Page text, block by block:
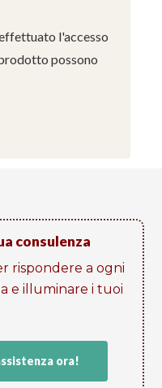
l'accesso
possono
consulenza
rispondere a ogni
e illuminare i tuoi
ora!